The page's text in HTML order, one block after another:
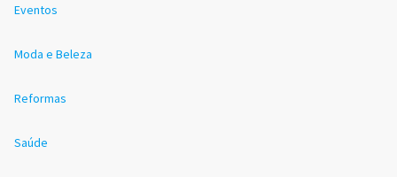
Eventos
Moda e Beleza
Reformas
Saúde